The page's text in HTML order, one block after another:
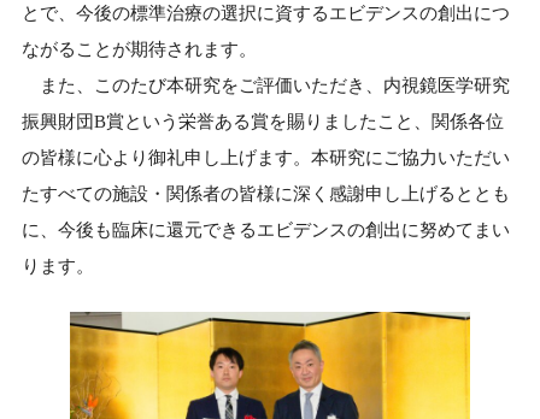
とで、今後の標準治療の選択に資するエビデンスの創出につ
ながることが期待されます。
また、このたび本研究をご評価いただき、内視鏡医学研究
振興財団B賞という栄誉ある賞を賜りましたこと、関係各位
の皆様に心より御礼申し上げます。本研究にご協力いただい
たすべての施設・関係者の皆様に深く感謝申し上げるととも
に、今後も臨床に還元できるエビデンスの創出に努めてまい
ります。